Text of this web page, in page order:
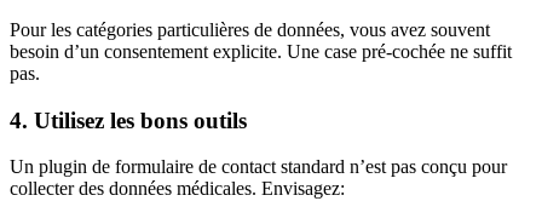
Pour les catégories particulières de données, vous avez souvent
besoin d’un consentement explicite. Une case pré-cochée ne suffit
pas.
4. Utilisez les bons outils
Un plugin de formulaire de contact standard n’est pas conçu pour
collecter des données médicales. Envisagez: